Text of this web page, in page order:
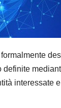
interessate